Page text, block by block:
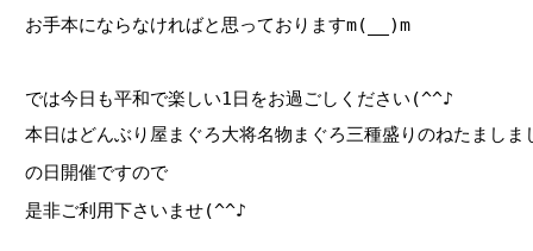
お手本にならなければと思っておりますm(__)m
では今日も平和で楽しい1日をお過ごしください(^^♪
本日はどんぶり屋まぐろ大将名物まぐろ三種盛りのねたましま
の日開催ですので
是非ご利用下さいませ(^^♪